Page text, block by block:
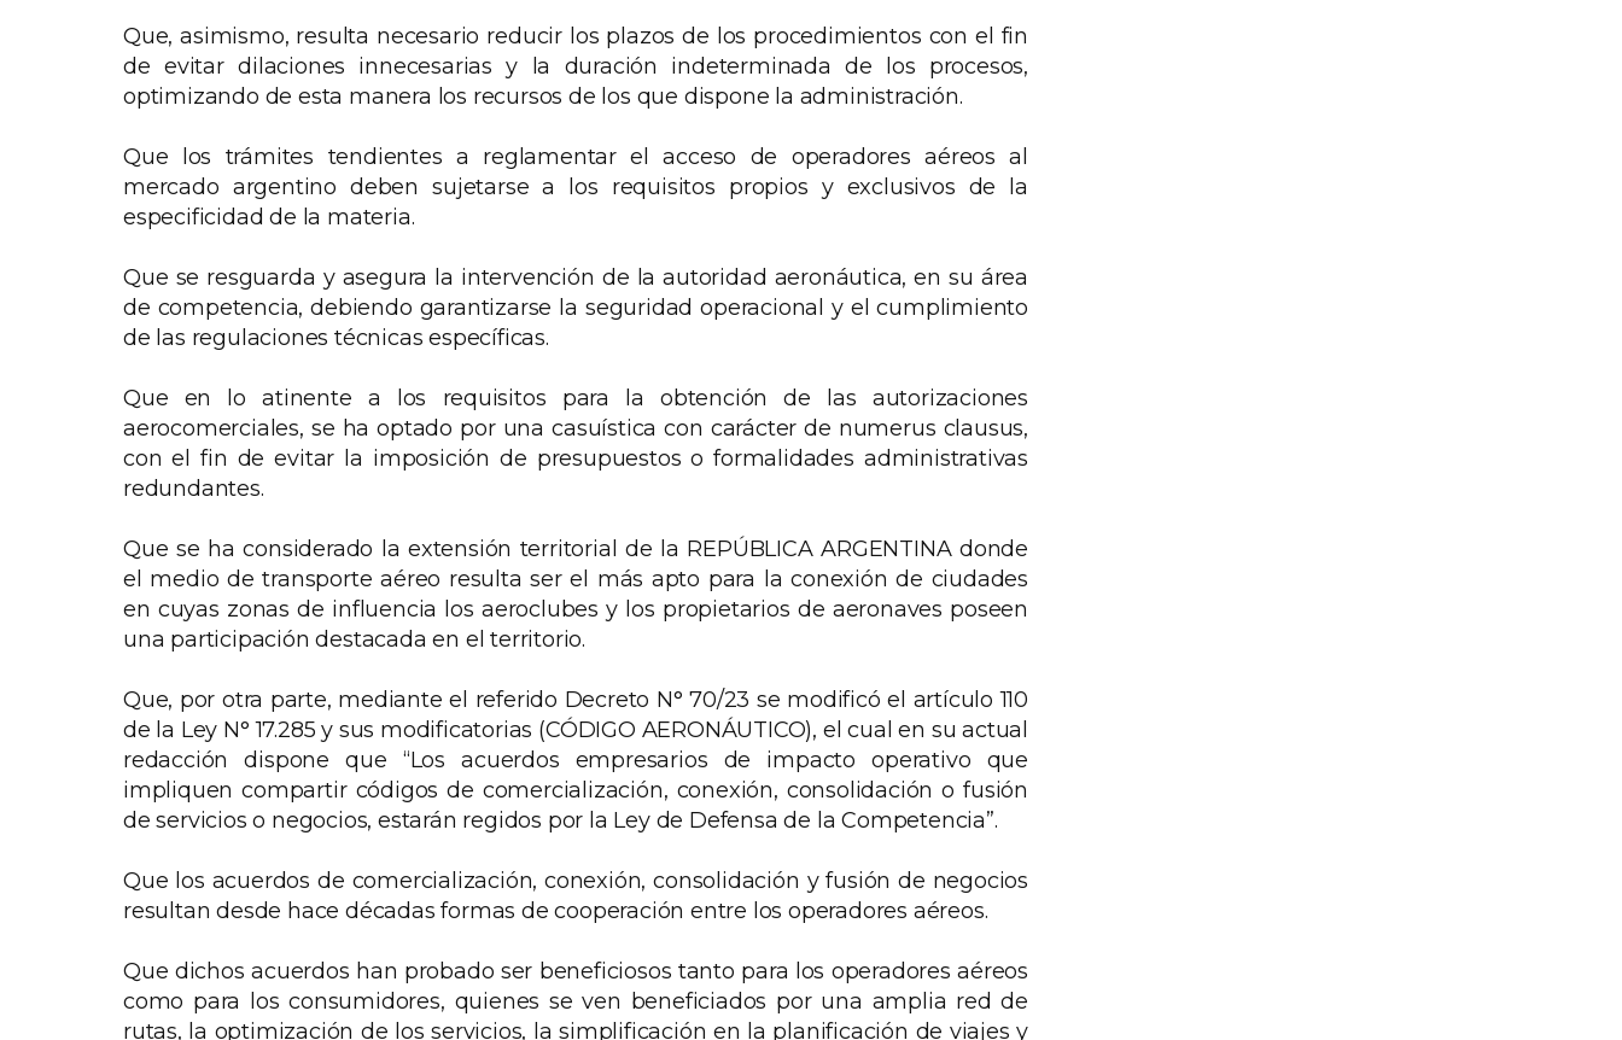
Que, asimismo, resulta necesario reducir los plazos de los procedimientos con el fin
de evitar dilaciones innecesarias y la duración indeterminada de los procesos,
optimizando de esta manera los recursos de los que dispone la administración.
Que los trámites tendientes a reglamentar el acceso de operadores aéreos al
mercado argentino deben sujetarse a los requisitos propios y exclusivos de la
especificidad de la materia.
Que se resguarda y asegura la intervención de la autoridad aeronáutica, en su área
de competencia, debiendo garantizarse la seguridad operacional y el cumplimiento
de las regulaciones técnicas específicas.
Que en lo atinente a los requisitos para la obtención de las autorizaciones
aerocomerciales, se ha optado por una casuística con carácter de numerus clausus,
con el fin de evitar la imposición de presupuestos o formalidades administrativas
redundantes.
Que se ha considerado la extensión territorial de la REPÚBLICA ARGENTINA donde
el medio de transporte aéreo resulta ser el más apto para la conexión de ciudades
en cuyas zonas de influencia los aeroclubes y los propietarios de aeronaves poseen
una participación destacada en el territorio.
Que, por otra parte, mediante el referido Decreto N° 70/23 se modificó el artículo 110
de la Ley N° 17.285 y sus modificatorias (CÓDIGO AERONÁUTICO), el cual en su actual
redacción dispone que “Los acuerdos empresarios de impacto operativo que
impliquen compartir códigos de comercialización, conexión, consolidación o fusión
de servicios o negocios, estarán regidos por la Ley de Defensa de la Competencia”.
Que los acuerdos de comercialización, conexión, consolidación y fusión de negocios
resultan desde hace décadas formas de cooperación entre los operadores aéreos.
Que dichos acuerdos han probado ser beneficiosos tanto para los operadores aéreos
como para los consumidores, quienes se ven beneficiados por una amplia red de
rutas, la optimización de los servicios, la simplificación en la planificación de viajes y